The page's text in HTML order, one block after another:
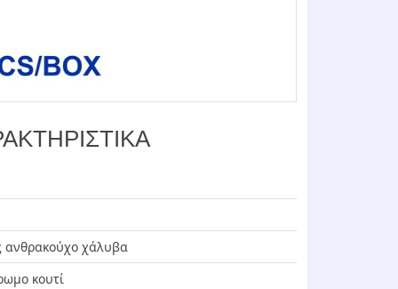
ανθρακούχο χάλυβα
κουτί